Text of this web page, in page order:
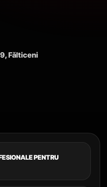
Fălticeni
PENTRU